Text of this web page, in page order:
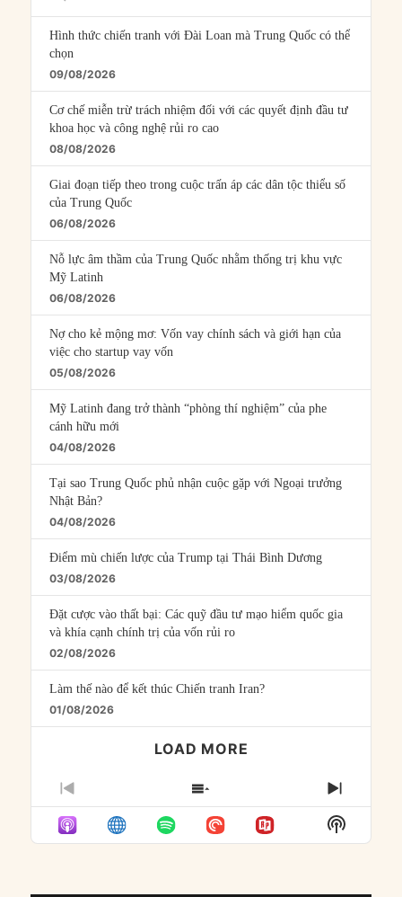
Hình thức chiến tranh với Đài Loan mà Trung Quốc có thể
chọn
09/08/2026
Cơ chế miễn trừ trách nhiệm đối với các quyết định đầu tư
khoa học và công nghệ rủi ro cao
08/08/2026
Giai đoạn tiếp theo trong cuộc trấn áp các dân tộc thiểu số
của Trung Quốc
06/08/2026
Nỗ lực âm thầm của Trung Quốc nhằm thống trị khu vực
Mỹ Latinh
06/08/2026
Nợ cho kẻ mộng mơ: Vốn vay chính sách và giới hạn của
việc cho startup vay vốn
05/08/2026
Mỹ Latinh đang trở thành “phòng thí nghiệm” của phe
cánh hữu mới
04/08/2026
Tại sao Trung Quốc phủ nhận cuộc gặp với Ngoại trưởng
Nhật Bản?
04/08/2026
Điểm mù chiến lược của Trump tại Thái Bình Dương
03/08/2026
Đặt cược vào thất bại: Các quỹ đầu tư mạo hiểm quốc gia
và khía cạnh chính trị của vốn rủi ro
02/08/2026
Làm thế nào để kết thúc Chiến tranh Iran?
01/08/2026
LOAD MORE
PREVIOUS
EPISODE
SHOW
EPISODES
LIST
NEXT
Show
Podcast